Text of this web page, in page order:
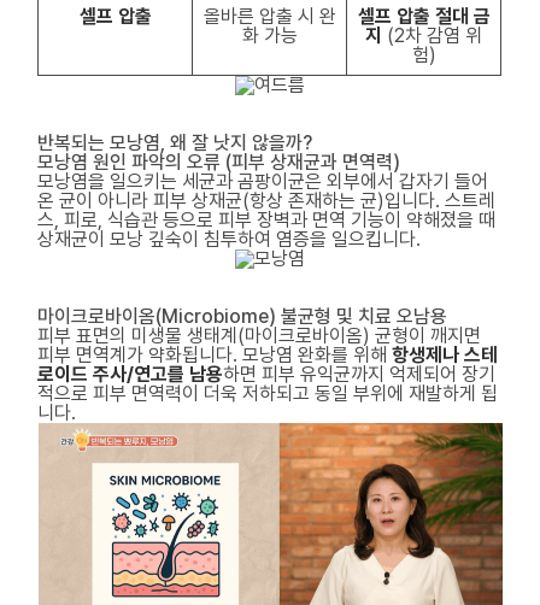
셀프 압출
올바른 압출 시 완
화 가능
셀프 압출 절대 금
지 (2차 감염 위
험)
반복되는 모낭염, 왜 잘 낫지 않을까?
모낭염 원인 파악의 오류 (피부 상재균과 면역력)
모낭염을 일으키는 세균과 곰팡이균은 외부에서 갑자기 들어
온 균이 아니라 피부 상재균(항상 존재하는 균)입니다. 스트레
스, 피로, 식습관 등으로 피부 장벽과 면역 기능이 약해졌을 때
상재균이 모낭 깊숙이 침투하여 염증을 일으킵니다.
마이크로바이옴(Microbiome) 불균형 및 치료 오남용
피부 표면의 미생물 생태계(마이크로바이옴) 균형이 깨지면
피부 면역계가 약화됩니다. 모낭염 완화를 위해항생제나 스테
로이드 주사/연고를 남용하면 피부 유익균까지 억제되어 장기
적으로 피부 면역력이 더욱 저하되고 동일 부위에 재발하게 됩
니다.